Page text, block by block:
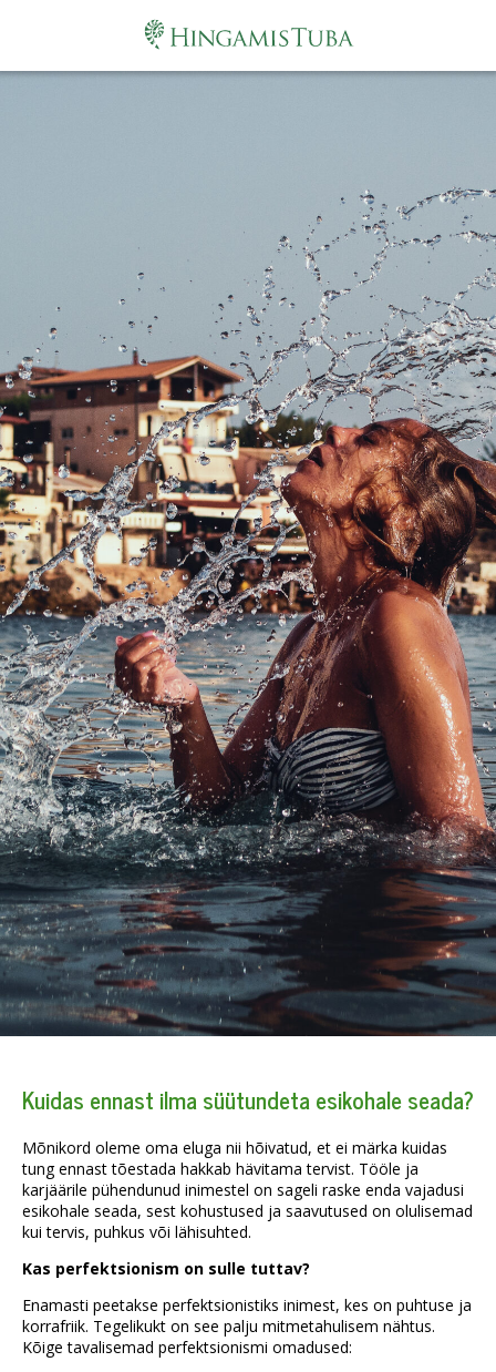
Kuidas ennast ilma süütundeta esikohale seada?
Mõnikord oleme oma eluga nii hõivatud, et ei märka kuidas
tung ennast tõestada hakkab hävitama tervist. Tööle ja
karjäärile pühendunud inimestel on sageli raske enda vajadusi
esikohale seada, sest kohustused ja saavutused on olulisemad
kui tervis, puhkus või lähisuhted.
Kas perfektsionism on sulle tuttav?
Enamasti peetakse perfektsionistiks inimest, kes on puhtuse ja
korrafriik. Tegelikukt on see palju mitmetahulisem nähtus.
Kõige tavalisemad perfektsionismi omadused: